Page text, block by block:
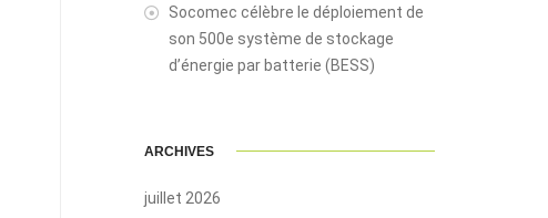
Socomec célèbre le déploiement de
son 500e système de stockage
d’énergie par batterie (BESS)
ARCHIVES
juillet 2026